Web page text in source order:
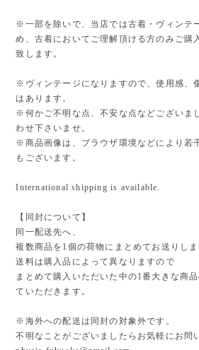
※一部を除いで、当店では古着・ヴィンテ
め、古着においてご理解頂ける方のみご購
致します。
※ヴィンテージになりますので、使用感、
はあります。
※何かご不明な点、不安な点などございま
わせ下さいませ。
※商品画像は、ブラウザ環境などにより若
もございます。
International shipping is available.
【同封について】
同一配送先へ、
複数商品を1個の荷物にまとめてお送りしま
送料は購入品によって異なりますので
まとめて購入いただいた中の1番大きな商
ていただきます。
※海外への配送は同封の対象外です。
不明なことがございましたらお気軽にお問